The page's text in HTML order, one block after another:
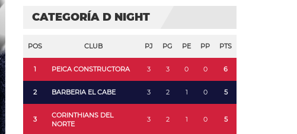
CATEGORÍA D NIGHT
POS CLUB PJ PG PE PP PTS
1 PEICA CONSTRUCTORA 3 3 0 0 6
2 BARBERIA EL CABE 3 2 1 0 5
3
CORINTHIANS DEL
NORTE
3 2 1 0 5